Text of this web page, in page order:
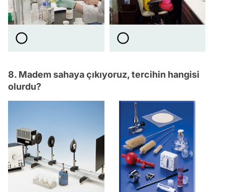
8. Madem sahaya çıkıyoruz, tercihin hangisi
olurdu?